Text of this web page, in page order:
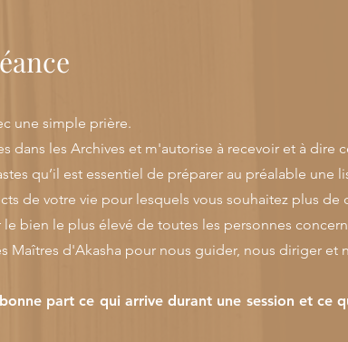
une simple prière.
dans les Archives et m'autorise à recevoir et à dire
qu’il est essentiel de préparer au préalable une
de votre vie pour lesquels vous souhaitez plus de
bien le plus élevé de toutes les personnes
Maîtres d'Akasha pour nous guider, nous diriger et
part ce qui arrive durant une session et ce